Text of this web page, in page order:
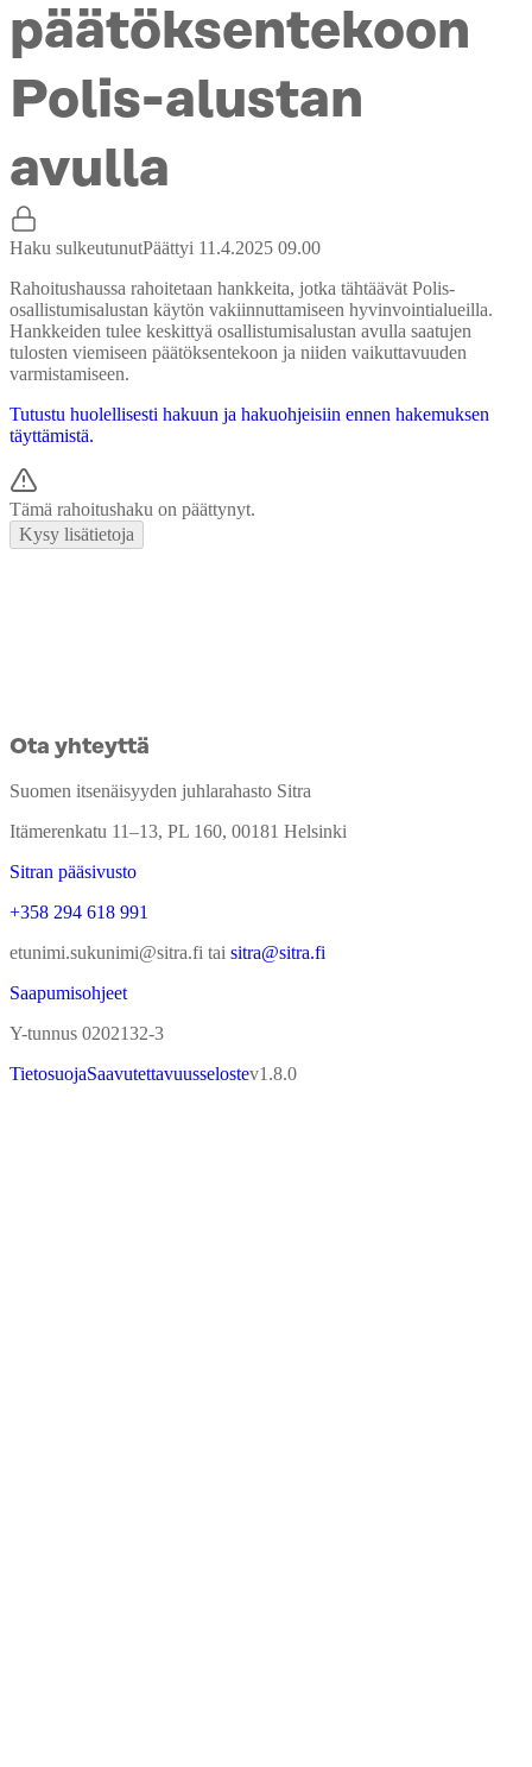
päätöksentekoon
Polis-alustan
avulla
Haku sulkeutunutPäättyi 11.4.2025 09.00
Rahoitushaussa rahoitetaan hankkeita, jotka tähtäävät Polis-
osallistumisalustan käytön vakiinnuttamiseen hyvinvointialueilla.
Hankkeiden tulee keskittyä osallistumisalustan avulla saatujen
tulosten viemiseen päätöksentekoon ja niiden vaikuttavuuden
varmistamiseen.
Tutustu huolellisesti hakuun ja hakuohjeisiin ennen hakemuksen
täyttämistä.
Tämä rahoitushaku on päättynyt.
Kysy lisätietoja
Ota yhteyttä
Suomen itsenäisyyden juhlarahasto Sitra
Itämerenkatu 11–13, PL 160, 00181 Helsinki
Sitran pääsivusto
+358 294 618 991
etunimi.sukunimi@sitra.fi tai sitra@sitra.fi
Saapumisohjeet
Y-tunnus 0202132-3
TietosuojaSaavutettavuusselostev1.8.0